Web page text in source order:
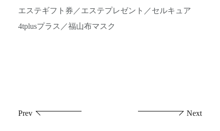
エステギフト券／エステプレゼント／セルキュア
4tplusプラス／福山布マスク
Prev Next